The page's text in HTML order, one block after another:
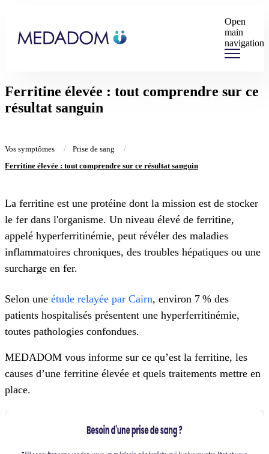
Open
main
navigation
Ferritine élevée : tout comprendre sur ce
résultat sanguin
Vos symptômes
Prise de sang
Ferritine élevée : tout comprendre sur ce résultat sanguin
La ferritine est une protéine dont la mission est de stocker
le fer dans l'organisme. Un niveau élevé de ferritine,
appelé hyperferritinémie, peut révéler des maladies
inflammatoires chroniques, des troubles hépatiques ou une
surcharge en fer.
Selon une étude relayée par Cairn, environ 7 % des
patients hospitalisés présentent une hyperferritinémie,
toutes pathologies confondues.
MEDADOM vous informe sur ce qu’est la ferritine, les
causes d’une ferritine élevée et quels traitements mettre en
place.